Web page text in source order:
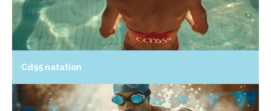
Cd95 natation